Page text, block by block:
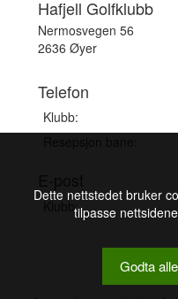
Hafjell Golfklubb
Nermosvegen 56
2636 Øyer
Telefon
Klubb:
Klubb:
Dette nettstedet bruker
tilpasse
Godta alle